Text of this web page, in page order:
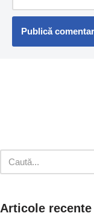
Articole recente